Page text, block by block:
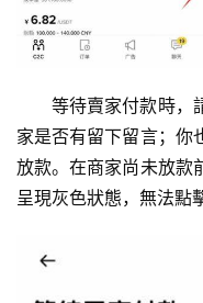
等待賣家付款時，
家是否有留下留言；你
放款。在商家尚未放款
呈現灰色狀態，無法點